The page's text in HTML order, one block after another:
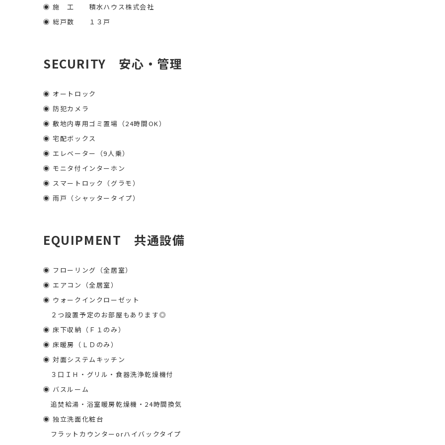
◉ 施 工 積水ハウス株式会社
◉ 総戸数 １３戸
SECURITY 安心・管理
◉ オートロック
◉ 防犯カメラ
◉ 敷地内専用ゴミ置場（24時間OK）
◉ 宅配ボックス
◉ エレベーター（9人乗）
◉ モニタ付インターホン
◉ スマートロック（グラモ）
◉ 雨戸（シャッタータイプ）
EQUIPMENT 共通設備
◉ フローリング（全居室）
◉ エアコン（全居室）
◉ ウォークインクローゼット
２つ設置予定のお部屋もあります◎
◉ 床下収納（Ｆ１のみ）
◉ 床暖房（ＬＤのみ）
◉ 対面システムキッチン
３口ＩＨ・グリル・食器洗浄乾燥機付
◉ バスルーム
追焚給湯・浴室暖房乾燥機・24時間換気
◉ 独立洗面化粧台
フラットカウンターorハイバックタイプ